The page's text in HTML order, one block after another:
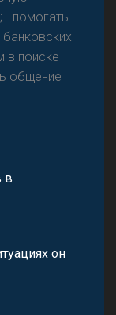
помогать
в поиске
общение
в
он